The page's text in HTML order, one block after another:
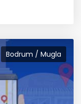
Bodrum / Mugla